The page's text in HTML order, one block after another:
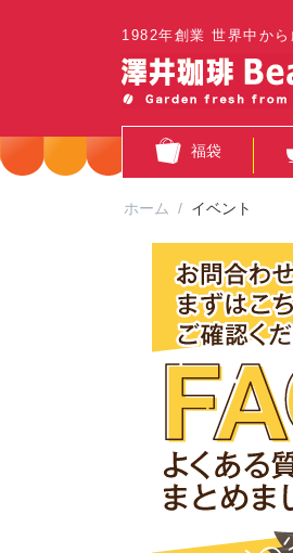
1982年創業 世界中か
福袋
ホーム / イベント